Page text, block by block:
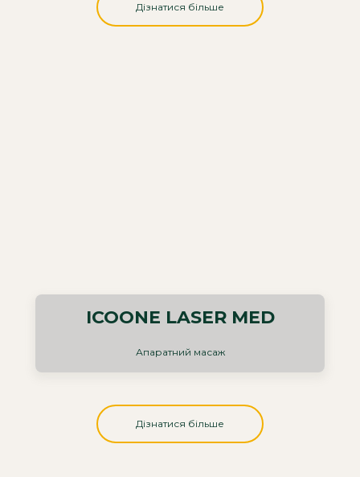
Дізнатися більше
ICOONE LASER MED
Апаратний масаж
Дізнатися більше